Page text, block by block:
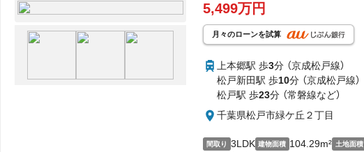
5,499万円
月々のローンを試算
上本郷駅 歩3分 （京成松戸線）
松戸新田駅 歩10分 （京成松戸線）
松戸駅 歩23分 （常磐線など）
千葉県松戸市緑ケ丘２丁目
間取り 3LDK 建物面積 104.29m² 土地面積